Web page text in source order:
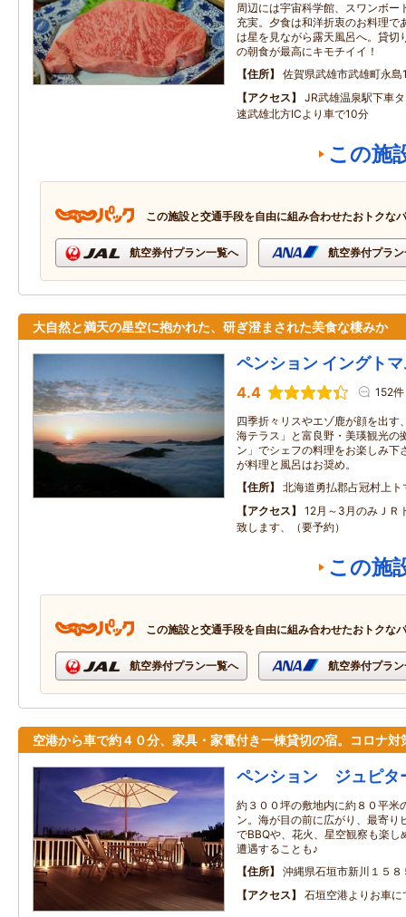
周辺には宇宙科学館、スワンボー
充実。夕食は和洋折衷のお料理で
は星を見ながら露天風呂へ。貸切
の朝食が最高にキモチイイ！
住所
佐賀県武雄市武雄町永
アクセス
JR武雄温泉駅下車
速武雄北方ICより車で10分
この施
この施設と交通手段を自由に組み合わせたおトクな
航空券付プラン一覧へ 航空券付プラ
大自然と満天の星空に抱かれた、研ぎ澄まされた美食な棲みか
ペンション イングト
4.4 152件
四季折々リスやエゾ鹿が顔を出す
海テラス」と富良野・美瑛観光の
ン」でシェフの料理をお楽しみ下
が料理と風呂はお奨め。
住所
北海道勇払郡占冠村上
アクセス
12月～3月のみＪＲ
致します、（要予約）
この施
この施設と交通手段を自由に組み合わせたおトクな
航空券付プラン一覧へ 航空券付プラ
空港から車で約４０分、家具・家電付き一棟貸切の宿。コロナ
ペンション ジュピタ
約３００坪の敷地内に約８０平米
ン。海が目の前に広がり、最寄り
でBBQや、花火、星空観察も楽し
遭遇することも♪
住所
沖縄県石垣市新川１５８
アクセス
石垣空港よりお車